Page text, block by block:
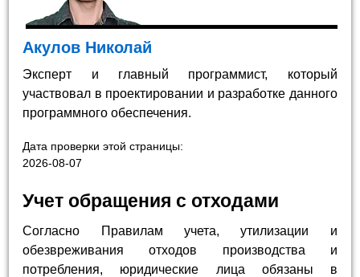
Акулов Николай
Эксперт и главный программист, который
участвовал в проектировании и разработке данного
программного обеспечения.
Дата проверки этой страницы:
2026-08-07
Учет обращения с отходами
Согласно Правилам учета, утилизации и
обезвреживания отходов производства и
потребления, юридические лица обязаны в